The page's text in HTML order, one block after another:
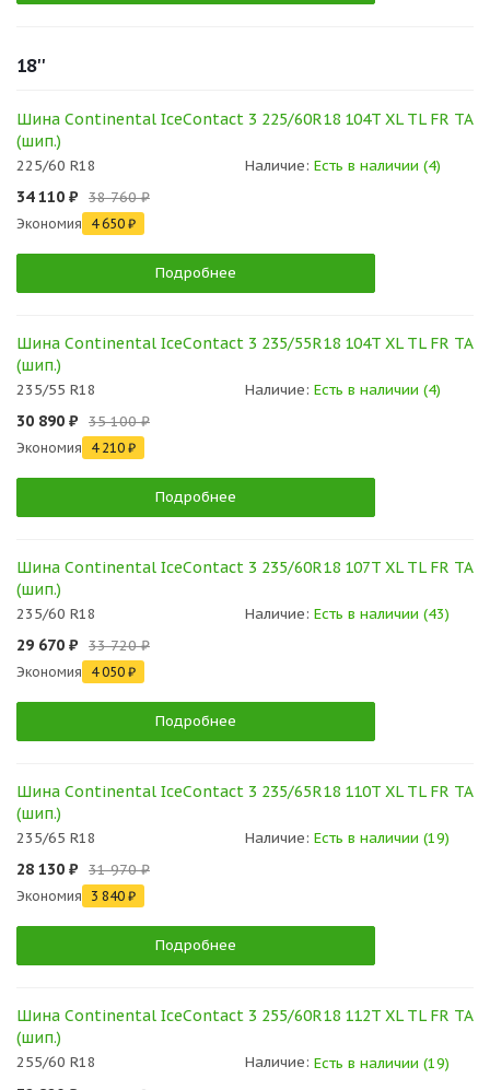
18''
Шина Continental IceContact 3 225/60R18 104T XL TL FR TA
(шип.)
225/60 R18 Наличие: Есть в наличии (4)
34 110 ₽ 38 760 ₽
Экономия 4 650 ₽
Подробнее
Шина Continental IceContact 3 235/55R18 104T XL TL FR TA
(шип.)
235/55 R18 Наличие: Есть в наличии (4)
30 890 ₽ 35 100 ₽
Экономия 4 210 ₽
Подробнее
Шина Continental IceContact 3 235/60R18 107T XL TL FR TA
(шип.)
235/60 R18 Наличие: Есть в наличии (43)
29 670 ₽ 33 720 ₽
Экономия 4 050 ₽
Подробнее
Шина Continental IceContact 3 235/65R18 110T XL TL FR TA
(шип.)
235/65 R18 Наличие: Есть в наличии (19)
28 130 ₽ 31 970 ₽
Экономия 3 840 ₽
Подробнее
Шина Continental IceContact 3 255/60R18 112T XL TL FR TA
(шип.)
255/60 R18 Наличие: Есть в наличии (19)